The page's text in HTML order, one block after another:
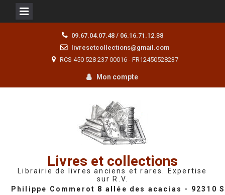
09.67.04.07.48 / 06.16.71.12.38
livresetcollections@gmail.com
RCS 450 528 237 00016 - FR12450528237
Mon compte
Livres et collections
Librairie de livres anciens et rares. Expertise
sur R.V.